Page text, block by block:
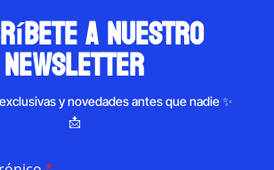
a nuestro
newsletter
y novedades antes que nadie ✨
📩